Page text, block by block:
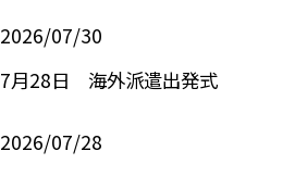
2026/07/30
7月28日 海外派遣出発式
2026/07/28